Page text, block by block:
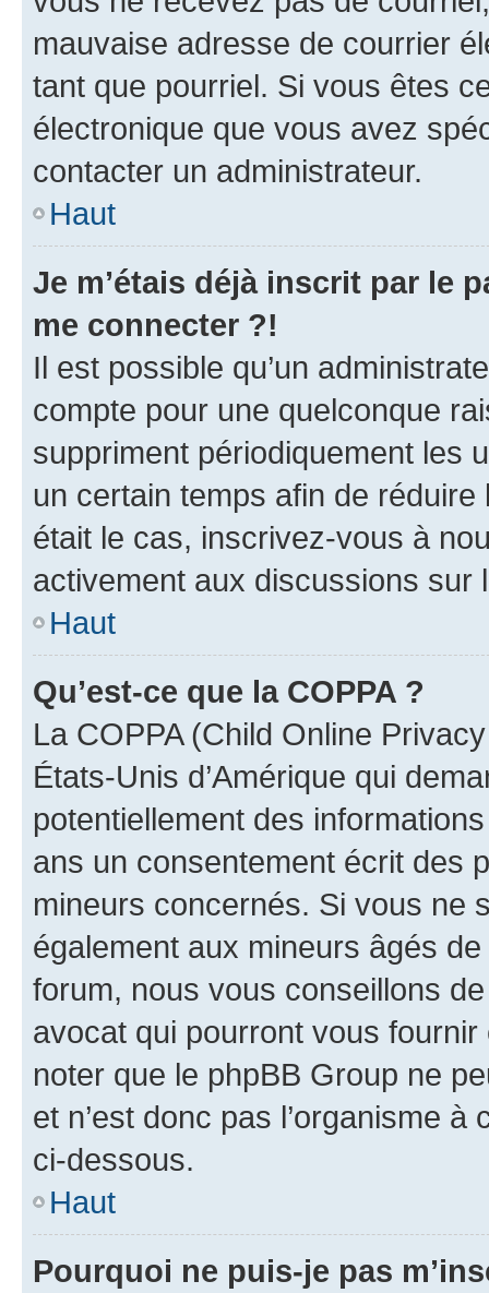
mauvaise adresse de courrier
tant que pourriel. Si vous êtes
électronique que vous avez
contacter un administrateur.
Haut
Je m’étais déjà inscrit par le
me connecter ?!
Il est possible qu’un
compte pour une quelconque
suppriment périodiquement les
un certain temps afin de
était le cas, inscrivez-vous à
activement aux discussions sur
Haut
Qu’est-ce que la COPPA ?
La COPPA (Child Online
États-Unis d’Amérique qui
potentiellement des
ans un consentement écrit des
mineurs concernés. Si vous ne
également aux mineurs âgés
forum, nous vous conseillons
avocat qui pourront vous
noter que le phpBB Group ne
et n’est donc pas l’organisme
ci-dessous.
Haut
Pourquoi ne puis-je pas